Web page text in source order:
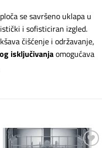
se savršeno uklapa u
i sofisticiran izgled.
čišćenje i održavanje,
isključivanjaomogućava